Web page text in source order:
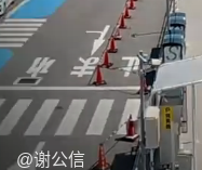
@谢公信